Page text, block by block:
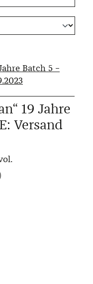
19 Jahre
Versand